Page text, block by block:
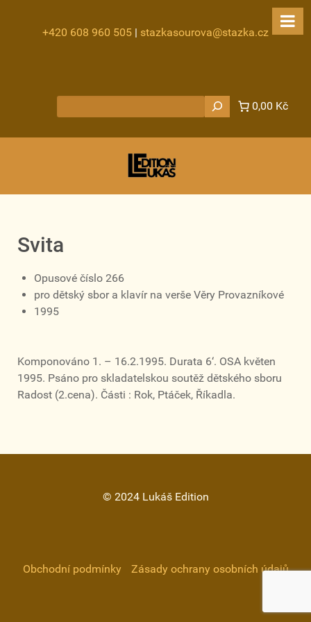
+420 608 960 505 | stazkasourova@stazka.cz
0,00 Kč
Svita
Opusové číslo 266
pro dětský sbor a klavír na verše Věry Provazníkové
1995
Komponováno 1. – 16.2.1995. Durata 6‘. OSA květen
1995. Psáno pro skladatelskou soutěž dětského sboru
Radost (2.cena). Části : Rok, Ptáček, Říkadla.
© 2024 Lukáš Edition
Obchodní podmínky Zásady ochrany osobních údajů